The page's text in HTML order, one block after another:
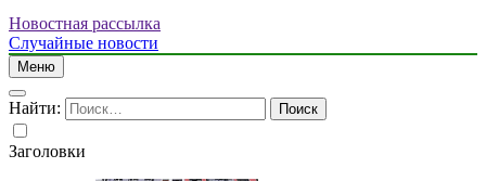
Новостная рассылка
Случайные новости
Меню
Найти:
Заголовки